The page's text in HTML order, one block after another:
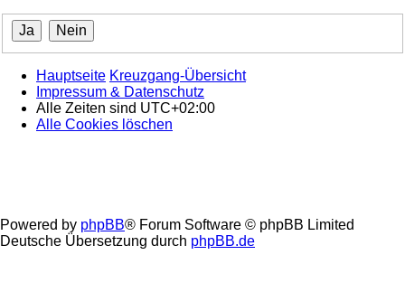
Hauptseite Kreuzgang-Übersicht
Impressum & Datenschutz
Alle Zeiten sind UTC+02:00
Alle Cookies löschen
Powered by phpBB® Forum Software © phpBB Limited
Deutsche Übersetzung durch phpBB.de